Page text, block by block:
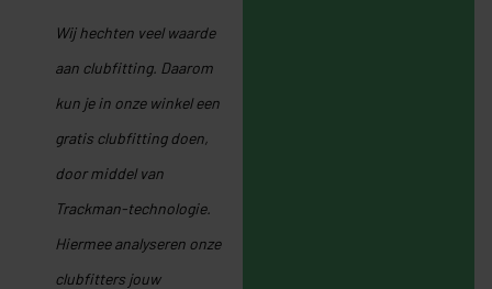
Wij hechten veel waarde
aan clubfitting. Daarom
kun je in onze winkel een
gratis clubfitting doen,
door middel van
Trackman-technologie.
Hiermee analyseren onze
clubfitters jouw